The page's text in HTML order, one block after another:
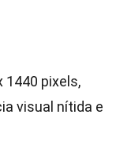
1440 pixels,
visual nítida e